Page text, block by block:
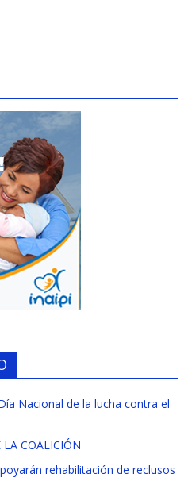
Nacional de la lucha contra el
LA COALICIÓN
rehabilitación de reclusos